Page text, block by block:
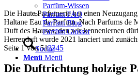
Parfüm-Wissen
Parfum FAQ
Parfüm Blog
Parfüm Glossar
Suche
Menü Menü
Die Haute Parfumerie hat einen
Haltane Eau de Parfum. Nach Parfums de
Duft des Hauses, den wir kennenlernen
Herrenduft wurde 2021 lanciert und
Seite 1 von 512345
Die Duftrichtung holzige